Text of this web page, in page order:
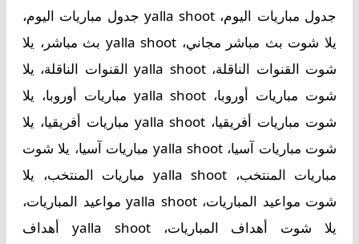
جدول مباريات اليوم، yalla shoot جدول مباريات اليوم،
يلا شوت بث مباشر مجاني، yalla shoot بث مباشر، يلا
شوت القنوات الناقلة، yalla shoot القنوات الناقلة، يلا
شوت مباريات أوروبا، yalla shoot مباريات أوروبا، يلا
شوت مباريات أفريقيا، yalla shoot مباريات أفريقيا، يلا
شوت مباريات آسيا، yalla shoot مباريات آسيا، يلا شوت
مباريات المنتخب، yalla shoot مباريات المنتخب، يلا
شوت مواعيد المباريات، yalla shoot مواعيد المباريات،
يلا شوت أهداف المباريات، yalla shoot أهداف